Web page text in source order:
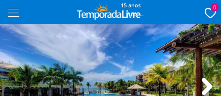
15 anos 0